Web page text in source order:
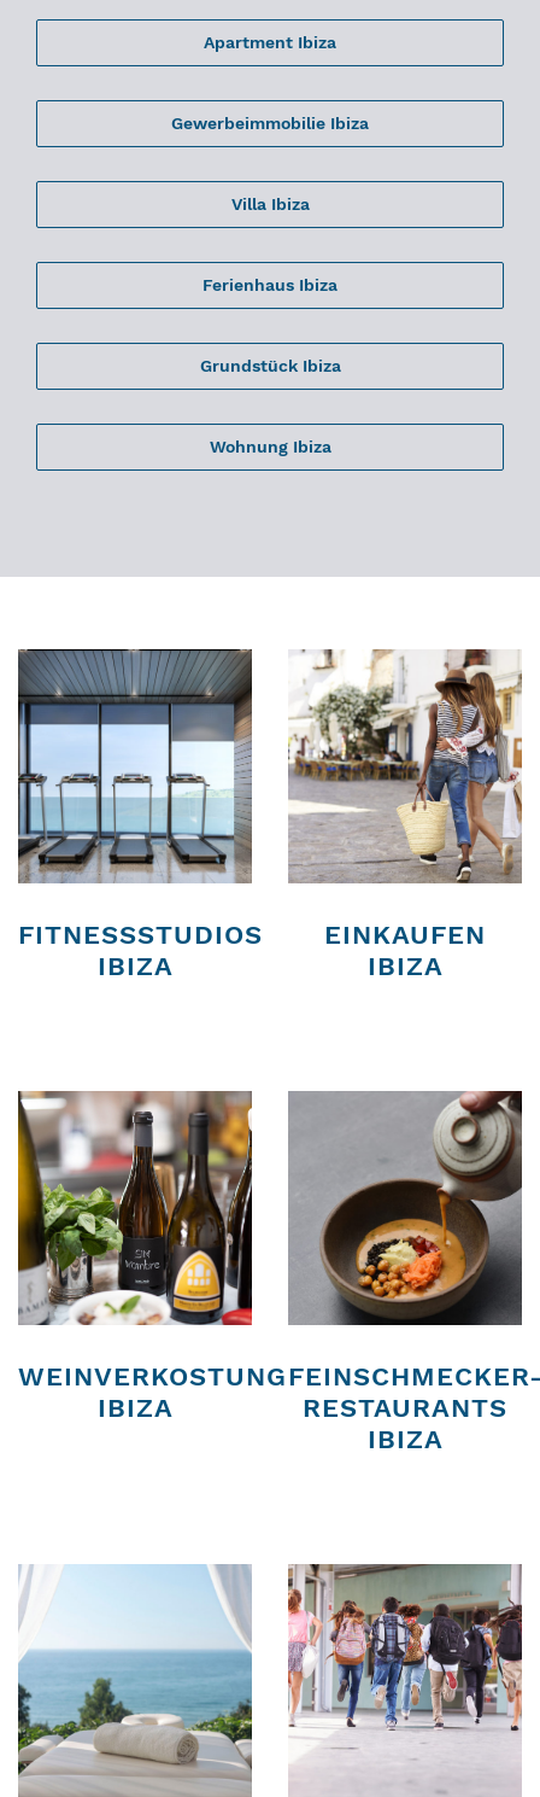
Apartment Ibiza
Gewerbeimmobilie Ibiza
Villa Ibiza
Ferienhaus Ibiza
Grundstück Ibiza
Wohnung Ibiza
FITNESSSTUDIOS
IBIZA
EINKAUFEN
IBIZA
WEINVERKOSTUNG
IBIZA
RESTAURANTS
IBIZA